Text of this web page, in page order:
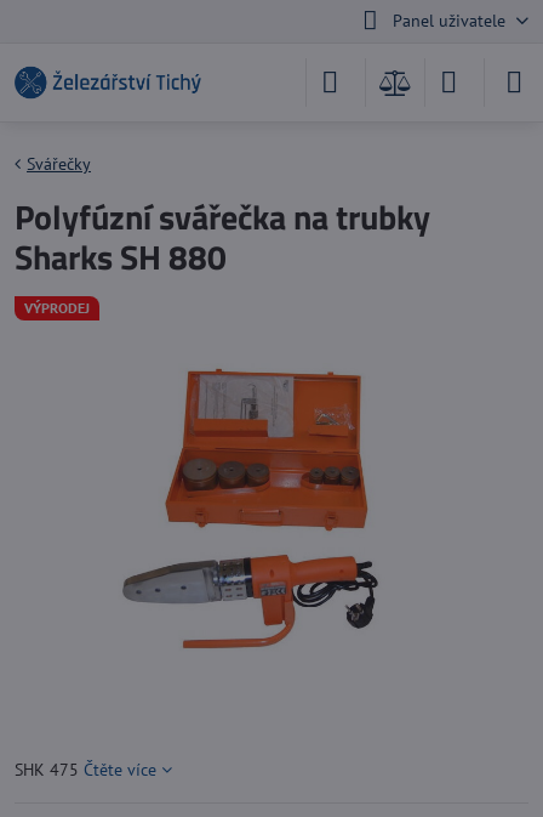
Panel uživatele
VÝPRODEJ
Svářečky
Polyfúzní svářečka na trubky
Sharks SH 880
SHK 475 Čtěte více